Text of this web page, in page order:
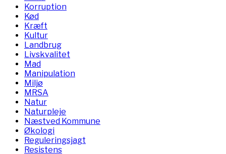
Korruption
Kød
Kræft
Kultur
Landbrug
Livskvalitet
Mad
Manipulation
Miljø
MRSA
Natur
Naturpleje
Næstved Kommune
Økologi
Reguleringsjagt
Resistens